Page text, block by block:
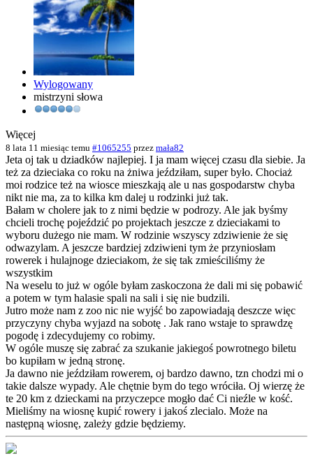
Wylogowany
mistrzyni słowa
Więcej
8 lata 11 miesiąc temu #1065255 przez mała82
Jeta oj tak u dziadków najlepiej. I ja mam więcej czasu dla siebie. Ja
też za dzieciaka co roku na żniwa jeździłam, super było. Chociaż
moi rodzice też na wiosce mieszkają ale u nas gospodarstw chyba
nikt nie ma, za to kilka km dalej u rodzinki już tak.
Bałam w cholere jak to z nimi będzie w podrozy. Ale jak byśmy
chcieli trochę pojeździć po projektach jeszcze z dzieciakami to
wyboru dużego nie mam. W rodzinie wszyscy zdziwienie że się
odwazylam. A jeszcze bardziej zdziwieni tym że przyniosłam
rowerek i hulajnoge dzieciakom, że się tak zmieściliśmy że
wszystkim
Na weselu to już w ogóle byłam zaskoczona że dali mi się pobawić
a potem w tym halasie spali na sali i się nie budzili.
Jutro może nam z zoo nic nie wyjść bo zapowiadają deszcze więc
przyczyny chyba wyjazd na sobotę . Jak rano wstaje to sprawdzę
pogodę i zdecydujemy co robimy.
W ogóle muszę się zabrać za szukanie jakiegoś powrotnego biletu
bo kupiłam w jedną stronę.
Ja dawno nie jeździłam rowerem, oj bardzo dawno, tzn chodzi mi o
takie dalsze wypady. Ale chętnie bym do tego wróciła. Oj wierzę że
te 20 km z dzieckami na przyczepce mogło dać Ci nieźle w kość.
Mieliśmy na wiosnę kupić rowery i jakoś zlecialo. Może na
następną wiosnę, zależy gdzie będziemy.